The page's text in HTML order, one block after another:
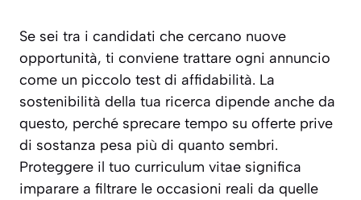
Se sei tra i candidati che cercano nuove
opportunità, ti conviene trattare ogni annuncio
come un piccolo test di affidabilità. La
sostenibilità della tua ricerca dipende anche da
questo, perché sprecare tempo su offerte prive
di sostanza pesa più di quanto sembri.
Proteggere il tuo curriculum vitae significa
imparare a filtrare le occasioni reali da quelle